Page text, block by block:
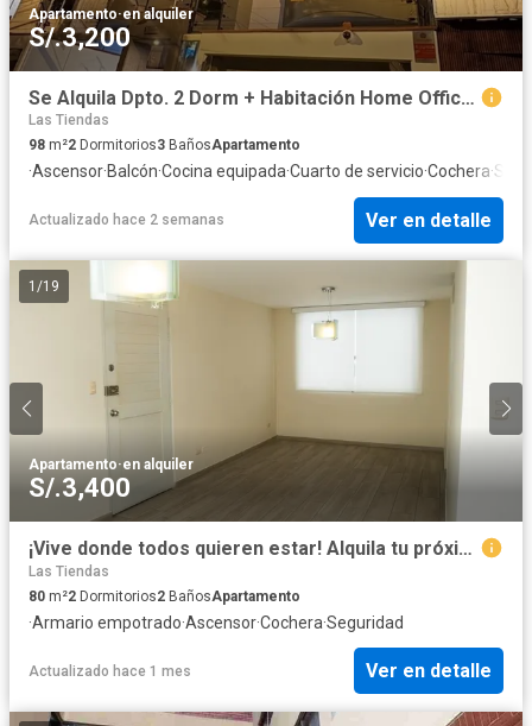
Apartamento·en alquiler
S/.3,200
Se Alquila Dpto. 2 Dorm + Habitación Home Office, 2 Estacionamientos, 98 m² Calle Teruel - Miraflores
Las Tiendas
98 m²2 Dormitorios3 BañosApartamento
·Ascensor·Balcón·Cocina equipada·Cuarto de servicio·Cochera·
Actualizado hace 2 semanas Ver en detalle
1 /19
Apartamento·en alquiler
S/.3,400
¡Vive donde todos quieren estar! Alquila tu próximo hogar en el corazón de Miraflores
Las Tiendas
80 m²2 Dormitorios2 BañosApartamento
·Armario empotrado·Ascensor·Cochera·Seguridad
Actualizado hace 1 mes Ver en detalle